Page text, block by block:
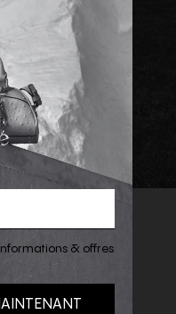
& offres